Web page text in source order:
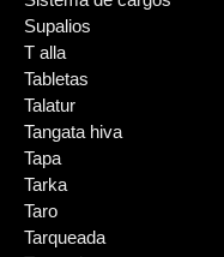
Supalios
T alla
Tabletas
Talatur
Tangata hiva
Tapa
Tarka
Taro
Tarqueada